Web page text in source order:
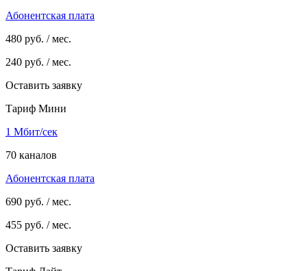
Абонентская плата
480 руб. / мес.
240 руб. / мес.
Оставить заявку
Тариф Мини
1 Мбит/сек
70 каналов
Абонентская плата
690 руб. / мес.
455 руб. / мес.
Оставить заявку